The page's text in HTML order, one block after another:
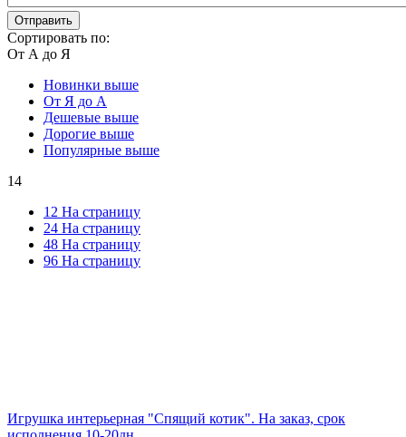
Отправить
Сортировать по:
От А до Я
Новинки выше
От Я до А
Дешевые выше
Дорогие выше
Популярные выше
14
12 На страницу
24 На страницу
48 На страницу
96 На страницу
Игрушка интерьерная "Спящий котик". На заказ, срок